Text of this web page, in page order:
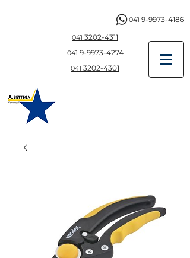
041 9-9973-4186
041 3202-4311
041 9-9973-4274
041 3202-4301